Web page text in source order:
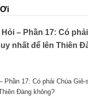
– Phần 17: Có
nhất để lên Thiên
Phần 17: Có phải Chúa Giê-
Đàng không?